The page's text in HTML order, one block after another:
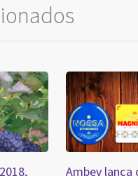
Ambev lança